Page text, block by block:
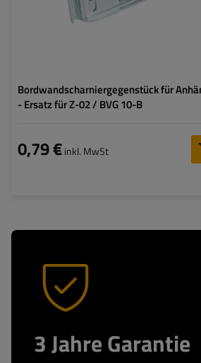
Bordwandscharniergegenstück für
- Ersatz für Z-02 / BVG 10-B
0,79 €inkl. MwSt
3 Jahre Garantie